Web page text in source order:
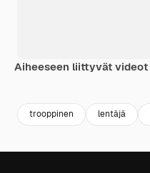
Aiheeseen liittyvät videot
trooppinen lentäjä